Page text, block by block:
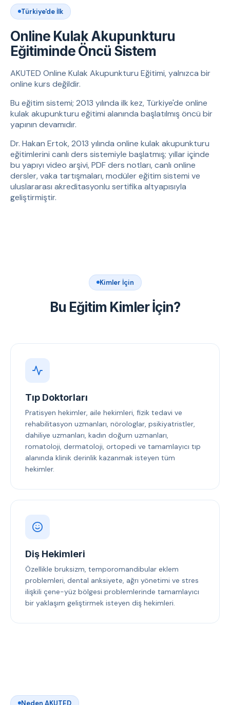
Türkiye'de İlk
Online Kulak Akupunkturu
Eğitiminde Öncü Sistem
AKUTED Online Kulak Akupunkturu Eğitimi, yalnızca bir
online kurs değildir.
Bu eğitim sistemi; 2013 yılında ilk kez, Türkiye'de online
kulak akupunkturu eğitimi alanında başlatılmış öncü bir
yapının devamıdır.
Dr. Hakan Ertok, 2013 yılında online kulak akupunkturu
eğitimlerini canlı ders sistemiyle başlatmış; yıllar içinde
bu yapıyı video arşivi, PDF ders notları, canlı online
dersler, vaka tartışmaları, modüler eğitim sistemi ve
uluslararası akreditasyonlu sertifika altyapısıyla
geliştirmiştir.
Kimler İçin
Bu Eğitim Kimler İçin?
Tıp Doktorları
Pratisyen hekimler, aile hekimleri, fizik tedavi ve
rehabilitasyon uzmanları, nörologlar, psikiyatristler,
dahiliye uzmanları, kadın doğum uzmanları,
romatoloji, dermatoloji, ortopedi ve tamamlayıcı tıp
alanında klinik derinlik kazanmak isteyen tüm
hekimler.
Diş Hekimleri
Özellikle bruksizm, temporomandibular eklem
problemleri, dental anksiyete, ağrı yönetimi ve stres
ilişkili çene-yüz bölgesi problemlerinde tamamlayıcı
bir yaklaşım geliştirmek isteyen diş hekimleri.
Neden AKUTED